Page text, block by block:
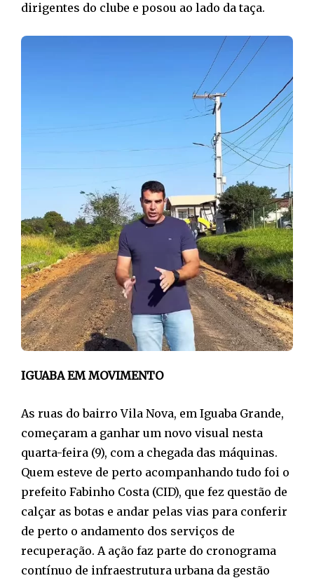
dirigentes do clube e posou ao lado da taça.
IGUABA EM MOVIMENTO
As ruas do bairro Vila Nova, em Iguaba Grande,
começaram a ganhar um novo visual nesta
quarta-feira (9), com a chegada das máquinas.
Quem esteve de perto acompanhando tudo foi o
prefeito Fabinho Costa (CID), que fez questão de
calçar as botas e andar pelas vias para conferir
de perto o andamento dos serviços de
recuperação. A ação faz parte do cronograma
contínuo de infraestrutura urbana da gestão